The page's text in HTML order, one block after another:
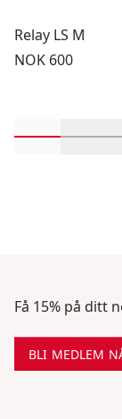
Relay LS M
Pris:
NOK 600
Få 15% på ditt
BLI MEDLEM